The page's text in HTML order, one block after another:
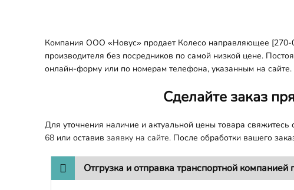
Компания ООО «Новус» продает Колесо направляющее [270-
производителя без посредников по самой низкой цене.
онлайн-форму или по номерам телефона, указанным на сайте.
Сделайте заказ
Для уточнения наличие и актуальной цены товара
68 или оставив заявку на сайте. После обработки вашего
Отгрузка и отправка транспортной